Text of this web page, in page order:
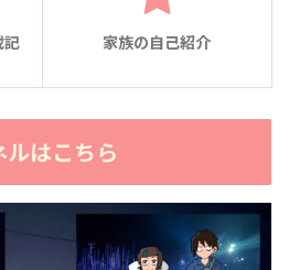
記
家族の自己紹介
はこちら